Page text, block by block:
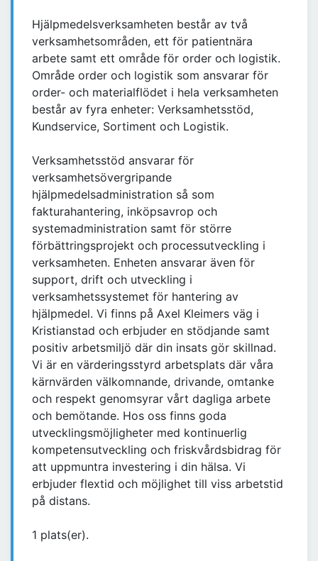
Hjälpmedelsverksamheten består av två
verksamhetsområden, ett för patientnära
arbete samt ett område för order och logistik.
Område order och logistik som ansvarar för
order- och materialflödet i hela verksamheten
består av fyra enheter: Verksamhetsstöd,
Kundservice, Sortiment och Logistik.
Verksamhetsstöd ansvarar för
verksamhetsövergripande
hjälpmedelsadministration så som
fakturahantering, inköpsavrop och
systemadministration samt för större
förbättringsprojekt och processutveckling i
verksamheten. Enheten ansvarar även för
support, drift och utveckling i
verksamhetssystemet för hantering av
hjälpmedel. Vi finns på Axel Kleimers väg i
Kristianstad och erbjuder en stödjande samt
positiv arbetsmiljö där din insats gör skillnad.
Vi är en värderingsstyrd arbetsplats där våra
kärnvärden välkomnande, drivande, omtanke
och respekt genomsyrar vårt dagliga arbete
och bemötande. Hos oss finns goda
utvecklingsmöjligheter med kontinuerlig
kompetensutveckling och friskvårdsbidrag för
att uppmuntra investering i din hälsa. Vi
erbjuder flextid och möjlighet till viss arbetstid
på distans.
1 plats(er).